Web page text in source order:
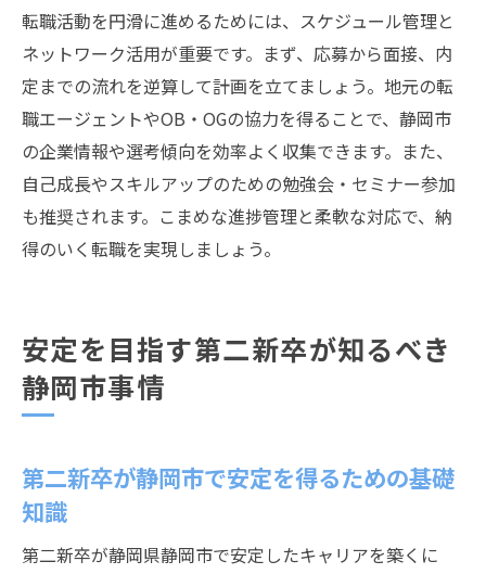
転職活動を円滑に進めるためには、スケジュール管理と
ネットワーク活用が重要です。まず、応募から面接、内
定までの流れを逆算して計画を立てましょう。地元の転
職エージェントやOB・OGの協力を得ることで、静岡市
の企業情報や選考傾向を効率よく収集できます。また、
自己成長やスキルアップのための勉強会・セミナー参加
も推奨されます。こまめな進捗管理と柔軟な対応で、納
得のいく転職を実現しましょう。
安定を目指す第二新卒が知るべき
静岡市事情
第二新卒が静岡市で安定を得るための基礎
知識
第二新卒が静岡県静岡市で安定したキャリアを築くに